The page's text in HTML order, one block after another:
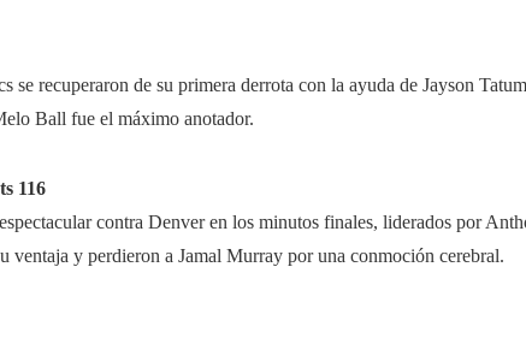
se recuperaron de su primera derrota con la ayuda de Jayson
Ball fue el máximo anotador.
116
contra Denver en los minutos finales, liderados por
ventaja y perdieron a Jamal Murray por una conmoción cerebral.